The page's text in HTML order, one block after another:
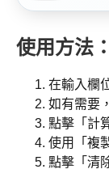
使用方法：
在輸入欄
如有需要
點擊「計
使用「複
點擊「清